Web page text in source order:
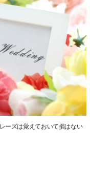
ーズは覚えておいて損はない